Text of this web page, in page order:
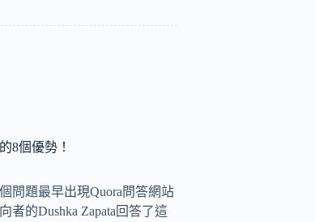
8個優勢！
問題最早出現Quora問答網站
者的Dushka Zapata回答了這